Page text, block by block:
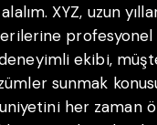
XYZ, uzun
deneyimli ekibi,
sunmak
her zaman